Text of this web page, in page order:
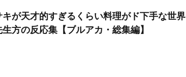
キが天才的すぎるくらい料理がド下手な世界
方の反応集【ブルアカ・総集編】